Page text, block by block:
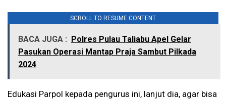
SCROLL TO RESUME CONTENT
BACA JUGA :
Polres Pulau Taliabu Apel Gelar
Pasukan Operasi Mantap Praja Sambut Pilkada
2024
Edukasi Parpol kepada pengurus ini, lanjut dia, agar bisa